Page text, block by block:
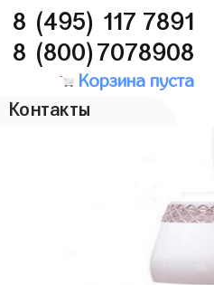
8 (495) 117 7891
8 (800)7078908
Корзина пуста
Контакты